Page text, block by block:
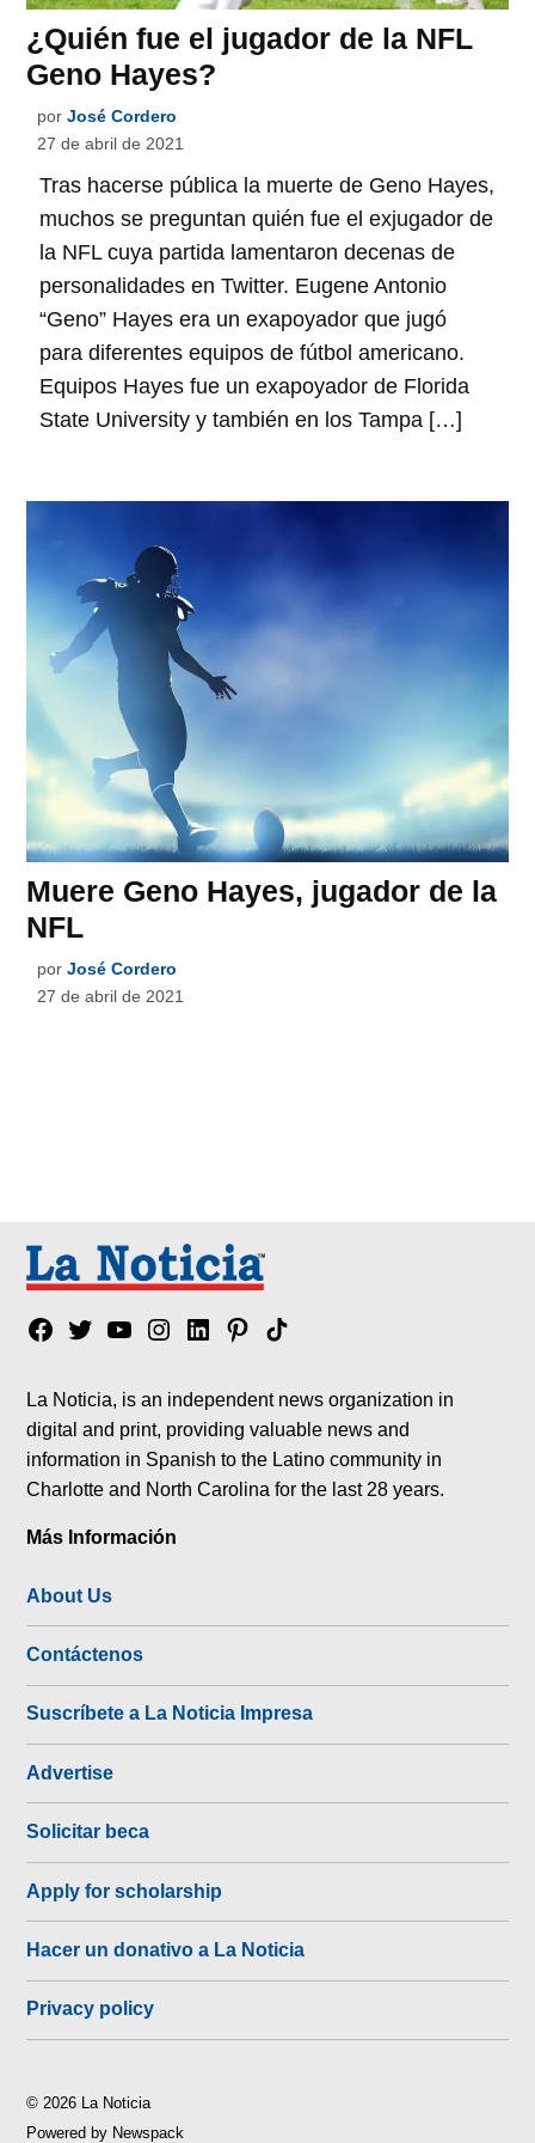
¿Quién fue el jugador de la NFL
Geno Hayes?
por José Cordero
27 de abril de 2021
Tras hacerse pública la muerte de Geno Hayes,
muchos se preguntan quién fue el exjugador de
la NFL cuya partida lamentaron decenas de
personalidades en Twitter. Eugene Antonio
“Geno” Hayes era un exapoyador que jugó
para diferentes equipos de fútbol americano.
Equipos Hayes fue un exapoyador de Florida
State University y también en los Tampa […]
Muere Geno Hayes, jugador de la
NFL
por José Cordero
27 de abril de 2021
Facebook
TwitterYouTubeInstagram
LinkedinPinterest
Tik
La Noticia, is an independent news organization in
digital and print, providing valuable news and
information in Spanish to the Latino community in
Charlotte and North Carolina for the last 28 years.
Más Información
About Us
Contáctenos
Suscríbete a La Noticia Impresa
Advertise
Solicitar beca
Apply for scholarship
Hacer un donativo a La Noticia
Privacy policy
© 2026 La Noticia
Powered by Newspack